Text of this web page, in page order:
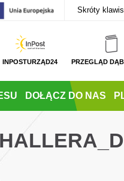
Skróty
INPOSTURZĄD24 PRZEGLĄD
DOŁĄCZ DO NAS